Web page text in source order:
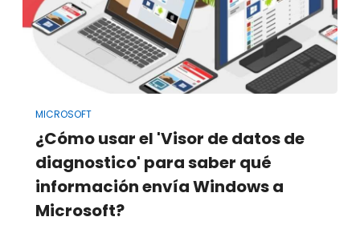
MICROSOFT
¿Cómo usar el 'Visor de datos de
diagnostico' para saber qué
información envía Windows a
Microsoft?